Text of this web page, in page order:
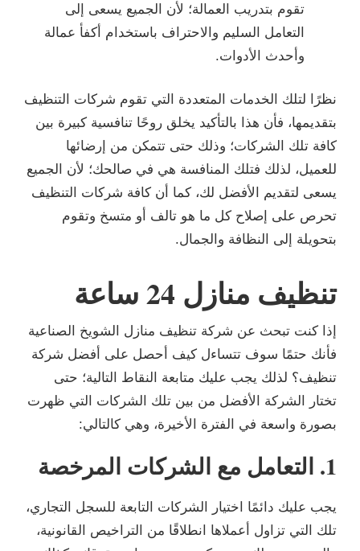
تقوم بتدريب العمالة؛ لأن الجميع يسعى إلى
التعامل السليم والاحتراف باستخدام أكفأ عمالة
وأحدث الأدوات.
نظرًا لتلك الخدمات المتعددة التي تقوم شركات التنظيف
بتقديمها، فأن هذا بالتأكيد يخلق روحًا تنافسية كبيرة بين
كافة تلك الشركات؛ وذلك حتى تتمكن من إرضائها
للعميل، لذلك فتلك المنافسة هي في صالحك؛ لأن الجميع
يسعى لتقديم الأفضل لك، كما أن كافة شركات التنظيف
تحرص على إصلاح كل ما هو تالف أو متسخ وتقوم
بتحويلة إلى النظافة والجمال.
تنظيف منازل 24 ساعة
إذا كنت تبحث عن شركة تنظيف منازل الشويخ الصناعية
فأنك حتمًا سوف تتساءل كيف أحصل على أفضل شركة
تنظيف؟ لذلك يجب عليك متابعة النقاط التالية؛ حتى
تختار الشركة الأفضل من بين تلك الشركات التي ظهرت
بصورة واسعة في الفترة الأخيرة، وهي كالتالي:
1. التعامل مع الشركات المرخصة
يجب عليك دائمًا اختيار الشركات التابعة للسجل التجاري،
تلك التي تزاول أعملاها انطلاقًا من التراخيص القانونية،